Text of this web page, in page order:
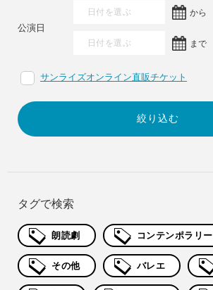
公演日
から
まで
サンライズオンライン直販チケット
タグで検索
朗読劇 コンテンポラリー
その他 バレエ